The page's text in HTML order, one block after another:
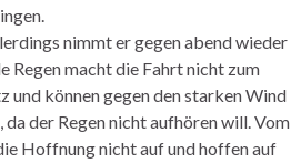
nimmt er gegen abend wieder
Regen macht die Fahrt nicht zum
und können gegen den starken Wind
der Regen nicht aufhören will. Vom
Hoffnung nicht auf und hoffen auf